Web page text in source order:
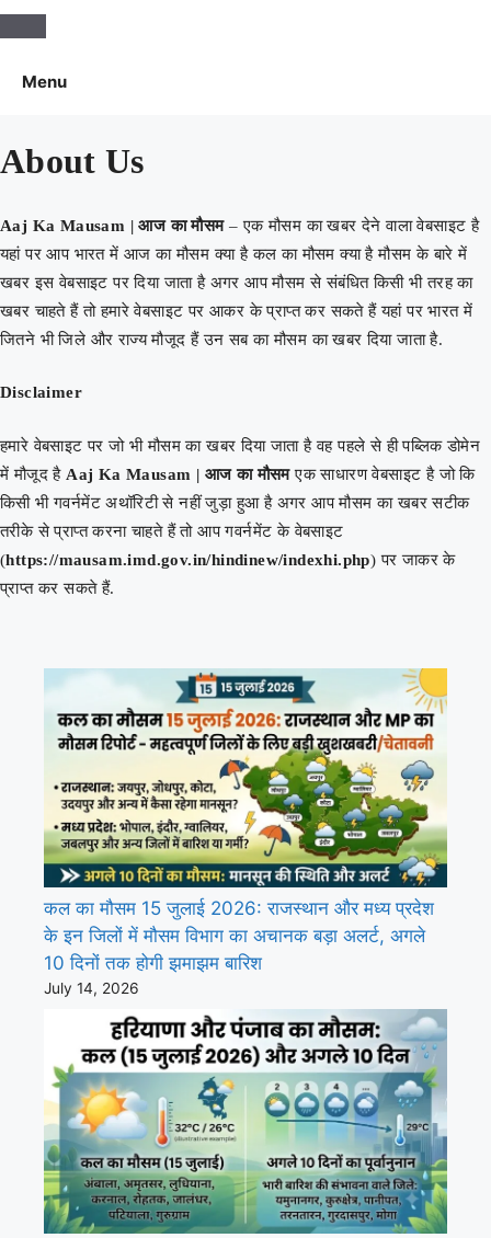
Aaj Ka Mausam | आज का मौसम | कल का
मौसम की जानकारी सबसे पहले
Menu
About Us
Aaj Ka Mausam | आज का मौसम – एक मौसम का खबर देने वाला वेबसाइट है
यहां पर आप भारत में आज का मौसम क्या है कल का मौसम क्या है मौसम के बारे में
खबर इस वेबसाइट पर दिया जाता है अगर आप मौसम से संबंधित किसी भी तरह का
खबर चाहते हैं तो हमारे वेबसाइट पर आकर के प्राप्त कर सकते हैं यहां पर भारत में
जितने भी जिले और राज्य मौजूद हैं उन सब का मौसम का खबर दिया जाता है.
Disclaimer
हमारे वेबसाइट पर जो भी मौसम का खबर दिया जाता है वह पहले से ही पब्लिक डोमेन
में मौजूद है Aaj Ka Mausam | आज का मौसमएक साधारण वेबसाइट है जो कि
किसी भी गवर्नमेंट अथॉरिटी से नहीं जुड़ा हुआ है अगर आप मौसम का खबर सटीक
तरीके से प्राप्त करना चाहते हैं तो आप गवर्नमेंट के वेबसाइट
(https://mausam.imd.gov.in/hindinew/indexhi.php) पर जाकर के
प्राप्त कर सकते हैं.
कल का मौसम 15 जुलाई 2026: राजस्थान और मध्य प्रदेश
के इन जिलों में मौसम विभाग का अचानक बड़ा अलर्ट, अगले
10 दिनों तक होगी झमाझम बारिश
July 14, 2026